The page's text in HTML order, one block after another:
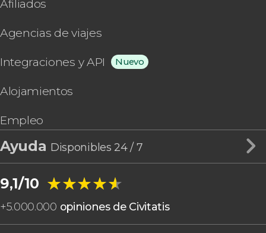
Afiliados
Agencias de viajes
Integraciones y API Nuevo
Alojamientos
Empleo
Ayuda Disponibles 24 / 7
9,1/10 ★★★★★
★★★★★
+5.000.000 opiniones de Civitatis